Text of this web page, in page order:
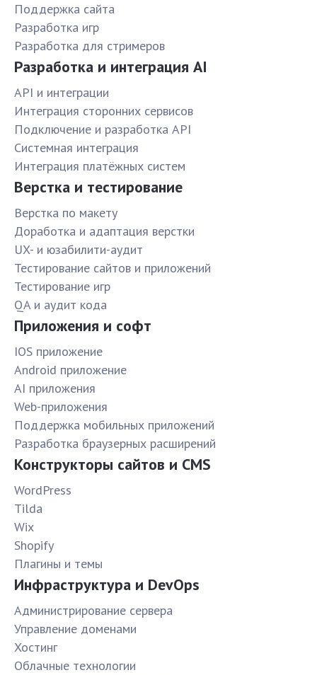
Поддержка сайта
Разработка игр
Разработка для стримеров
Разработка и интеграция AI
API и интеграции
Интеграция сторонних сервисов
Подключение и разработка API
Системная интеграция
Интеграция платёжных систем
Верстка и тестирование
Верстка по макету
Доработка и адаптация верстки
UX- и юзабилити-аудит
Тестирование сайтов и приложений
Тестирование игр
QA и аудит кода
Приложения и софт
IOS приложение
Android приложение
AI приложения
Web-приложения
Поддержка мобильных приложений
Разработка браузерных расширений
Конструкторы сайтов и CMS
WordPress
Tilda
Wix
Shopify
Плагины и темы
Инфраструктура и DevOps
Администрирование сервера
Управление доменами
Хостинг
Облачные технологии